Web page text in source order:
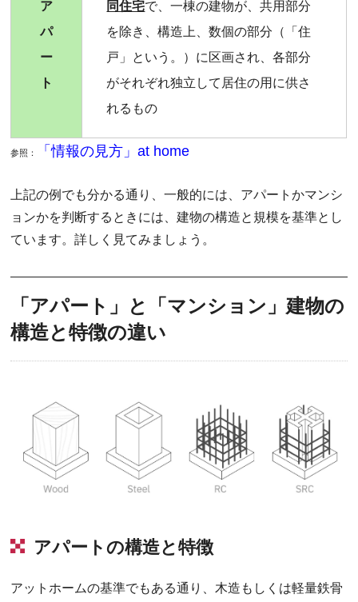
ア
パ
ー
ト
同住宅で、一棟の建物が、共用部分
を除き、構造上、数個の部分（「住
戸」という。）に区画され、各部分
がそれぞれ独立して居住の用に供さ
れるもの
参照： 「情報の見方」at home
上記の例でも分かる通り、一般的には、アパートかマンシ
ョンかを判断するときには、建物の構造と規模を基準とし
ています。詳しく見てみましょう。
「アパート」と「マンション」建物の
構造と特徴の違い
アパートの構造と特徴
アットホームの基準でもある通り、木造もしくは軽量鉄骨